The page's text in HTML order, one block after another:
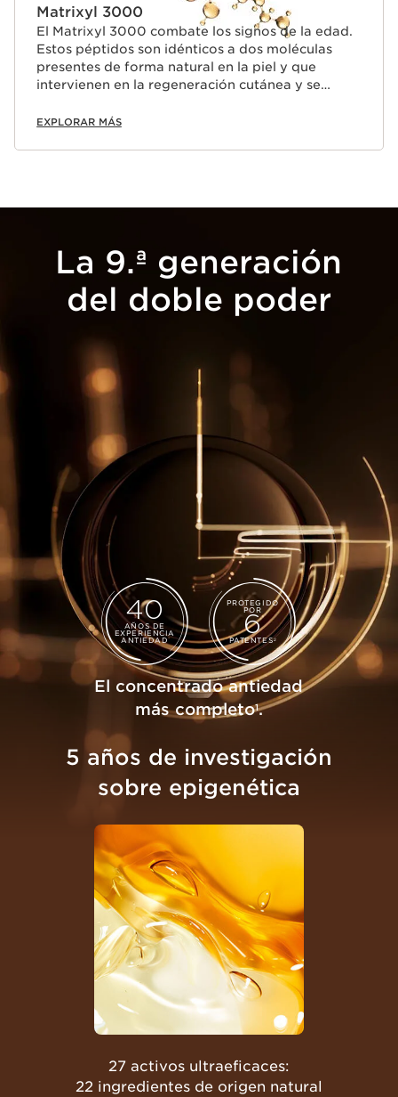
Matrixyl 3000
El Matrixyl 3000 combate los signos de la edad.
Estos péptidos son idénticos a dos moléculas
presentes de forma natural en la piel y que
intervienen en la regeneración cutánea y se
biodisponibilidad.
EXPLORAR MÁS
La 9.ª generación
del doble poder
40
AÑOS DE
EXPERIENCIA
ANTIEDAD
PROTEGIDO
POR
6
PATENTES2
El concentrado antiedad
más completo1.
5 años de investigación
sobre epigenética
27 activos ultraeficaces:
22 ingredientes de origen natural